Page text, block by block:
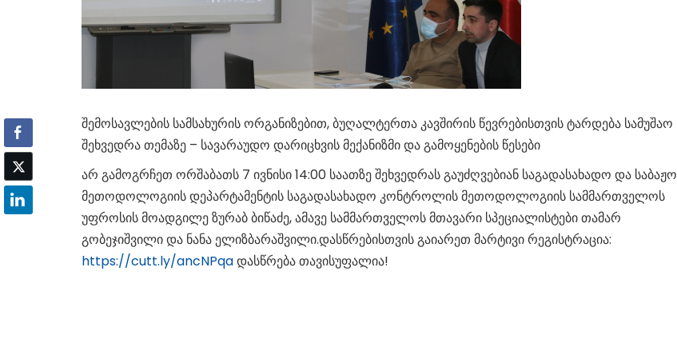
შემოსავლების სამსახურის ორგანიზებით, ბუღალტერთა კავშირის წევრებისთვის ტარდება სამუშაო
შეხვედრა თემაზე – სავარაუდო დარიცხვის მექანიზმი და გამოყენების წესები
არ გამოგრჩეთ ორშაბათს 7 ივნისი 14:00 საათზე შეხვედრას გაუძღვებიან საგადასახადო და საბაჟო
მეთოდოლოგიის დეპარტამენტის საგადასახადო კონტროლის მეთოდოლოგიის სამმართველოს
უფროსის მოადგილე ზურაბ ბიწაძე, ამავე სამმართველოს მთავარი სპეციალისტები თამარ
გობეჯიშვილი და ნანა ელიზბარაშვილი.დასწრებისთვის გაიარეთ მარტივი რეგისტრაცია:
https://cutt.ly/ancNPqaდასწრება თავისუფალია!